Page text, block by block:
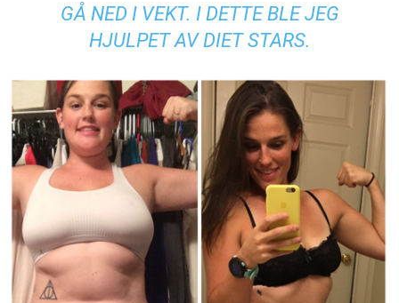
GÅ NED I VEKT. I DETTE BLE JEG
HJULPET AV DIET STARS.